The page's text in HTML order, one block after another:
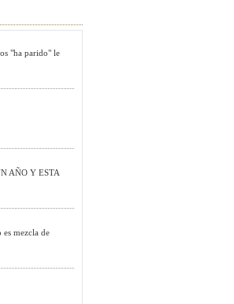
"ha parido" le
AÑO Y ESTA
mezcla de